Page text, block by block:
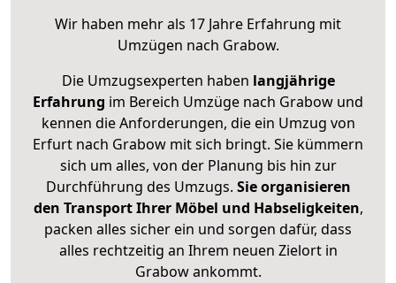
Wir haben mehr als 17 Jahre Erfahrung mit
Umzügen nach Grabow.
Die Umzugsexperten haben langjährige
Erfahrung im Bereich Umzüge nach Grabow und
kennen die Anforderungen, die ein Umzug von
Erfurt nach Grabow mit sich bringt. Sie kümmern
sich um alles, von der Planung bis hin zur
Durchführung des Umzugs. Sie organisieren
den Transport Ihrer Möbel und Habseligkeiten,
packen alles sicher ein und sorgen dafür, dass
alles rechtzeitig an Ihrem neuen Zielort in
Grabow ankommt.